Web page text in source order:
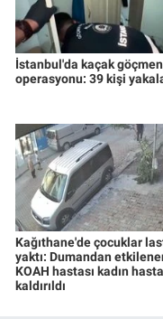
İstanbul'da kaçak göçmen
operasyonu: 39 kişi
Kağıthane'de çocuklar
yaktı: Dumandan
KOAH hastası kadın
kaldırıldı